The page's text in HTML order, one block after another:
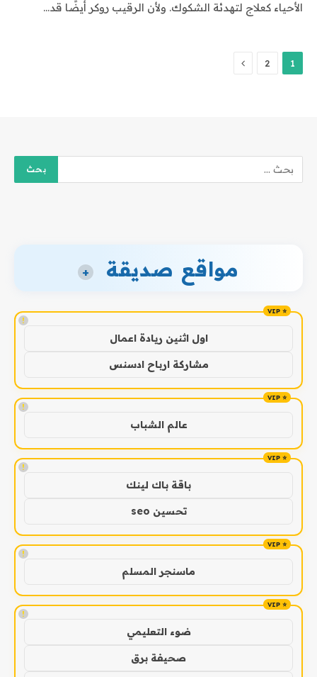
الأحياء كعلاج لتهدئة الشكوك. ولأن الرقيب روكر أيضًا قد…
1
2 التالي
مواقع صديقة +
!
اول اثنين ريادة اعمال
مشاركة ارباح ادسنس
!
عالم الشباب
!
باقة باك لينك
تحسين seo
!
ماسنجر المسلم
!
ضوء التعليمي
صحيفة برق